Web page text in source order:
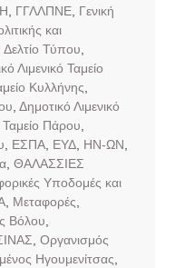
ΓΓΛΛΠΝΕ, Γενική
και
Δελτίο Τύπου
Λιμενικό Ταμείο
Κυλλήνης
Δημοτικό Λιμενικό
Ταμείο Πάρου
ΕΣΠΑ, ΕΥΔ, ΗΝ-ΩΝ
, ΘΑΛΑΣΣΙΕΣ
Υποδομές και
, Μεταφορές
Βόλου
Οργανισμός
Ηγουμενίτσας